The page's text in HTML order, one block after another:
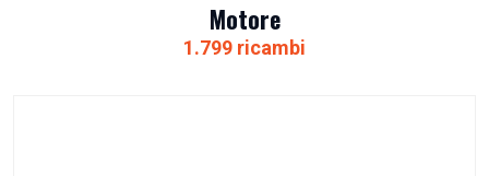
Motore
1.799 ricambi